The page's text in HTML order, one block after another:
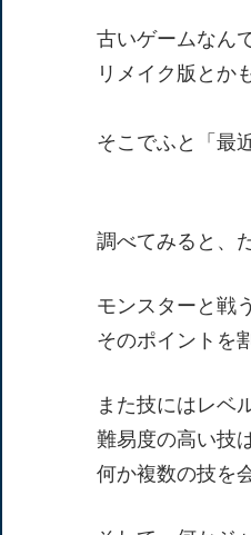
古いゲームなん
リメイク版とか
そこでふと「最
調べてみると、
モンスターと戦
そのポイントを
また技にはレベ
難易度の高い技
何か複数の技を